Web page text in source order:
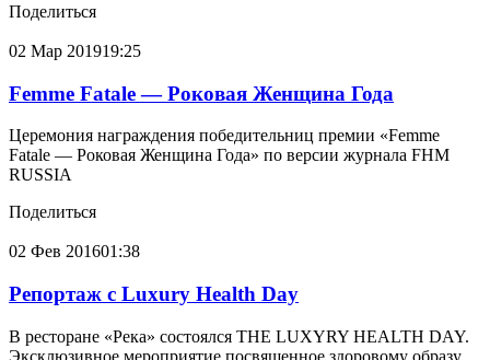
Поделиться
02 Мар 201919:25
Femme Fatale — Роковая Женщина Года
Церемония награждения победительниц премии «Femme
Fatale — Роковая Женщина Года» по версии журнала FHM
RUSSIA
Поделиться
02 Фев 201601:38
Репортаж с Luxury Health Day
В ресторане «Река» состоялся THE LUXYRY HEALTH DAY.
Эксклюзивное мероприятие посвященное здоровому образу